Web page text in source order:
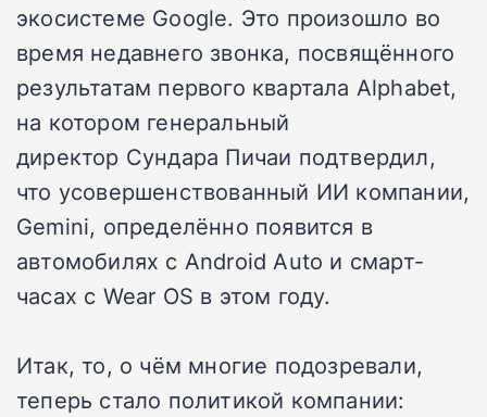
экосистеме Google. Это произошло во
время недавнего звонка, посвящённого
результатам первого квартала Alphabet,
на котором генеральный
директор Сундара Пичаи подтвердил,
что усовершенствованный ИИ компании,
Gemini, определённо появится в
автомобилях с Android Auto и смарт-
часах с Wear OS в этом году.
Итак, то, о чём многие подозревали,
теперь стало политикой компании: